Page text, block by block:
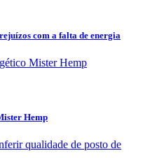
com a falta de energia
Hemp